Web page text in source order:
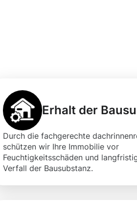
Erhalt der
Durch die fachgerechte
schützen wir Ihre Immobilie vor
Feuchtigkeitsschäden und
Verfall der Bausubstanz.